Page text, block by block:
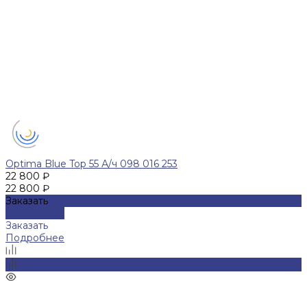
Optima Blue Top 55 А/ч 098 016 253
22 800 ₽
22 800 ₽
Заказать
Заказать
Подробнее